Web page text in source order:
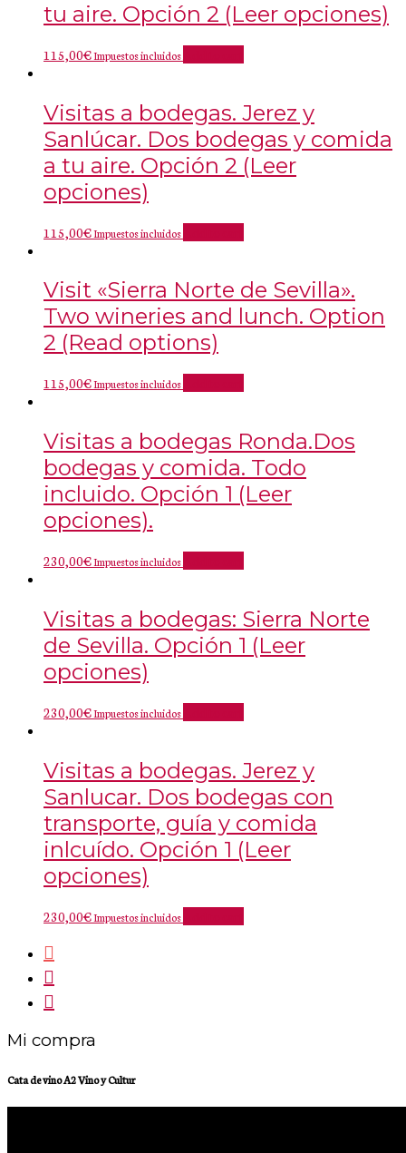
tu aire. Opción 2 (Leer opciones)
115,00€Impuestos incluidos
Visitas a bodegas. Jerez y
Sanlúcar. Dos bodegas y comida
a tu aire. Opción 2 (Leer
opciones)
115,00€Impuestos incluidos
Visit «Sierra Norte de Sevilla».
Two wineries and lunch. Option
2 (Read options)
115,00€Impuestos incluidos
Visitas a bodegas Ronda.Dos
bodegas y comida. Todo
incluido. Opción 1 (Leer
opciones).
230,00€Impuestos incluidos
Visitas a bodegas: Sierra Norte
de Sevilla. Opción 1 (Leer
opciones)
230,00€Impuestos incluidos
Visitas a bodegas. Jerez y
Sanlucar. Dos bodegas con
transporte, guía y comida
inlcuído. Opción 1 (Leer
opciones)
230,00€Impuestos incluidos
Mi compra
Cata de vino A2 Vino y Cultur